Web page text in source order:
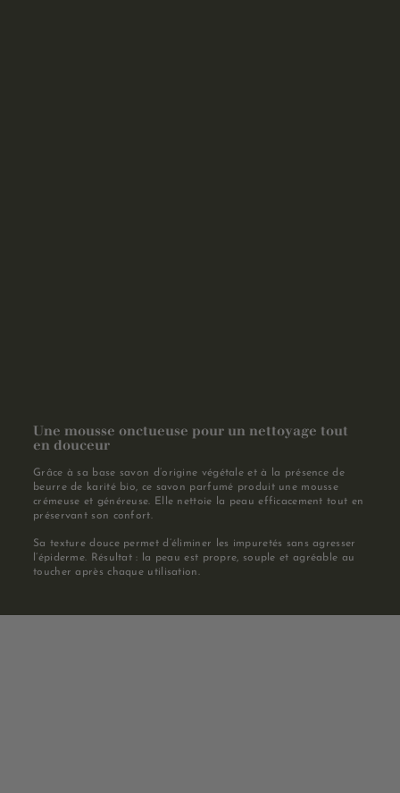
Une mousse onctueuse pour un nettoyage tout
en douceur
Grâce à sa base savon d’origine végétale et à la présence de
beurre de karité bio, ce savon parfumé produit une mousse
crémeuse et généreuse. Elle nettoie la peau efficacement tout en
préservant son confort.
Sa texture douce permet d’éliminer les impuretés sans agresser
l’épiderme. Résultat : la peau est propre, souple et agréable au
toucher après chaque utilisation.